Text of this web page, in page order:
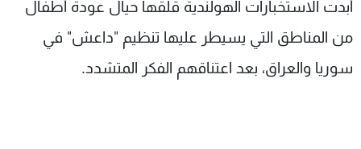
أبدت الاستخبارات الهولندية قلقها حيال عودة أطفال
من المناطق التي يسيطر عليها تنظيم "داعش" في
سوريا والعراق، بعد اعتناقهم الفكر المتشدد.
عن MTV
لاعلاناتكم
وظائف
شروط الإسـتخدام